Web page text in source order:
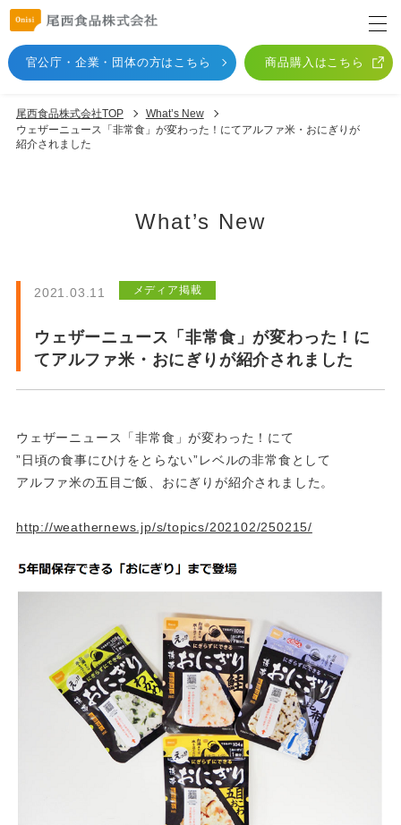
官公庁・企業・団体の方はこちら 商品購入はこちら
尾西食品株式会社TOP
What’s New
ウェザーニュース「非常食」が変わった！にてアルファ米・おにぎりが
紹介されました
What’s New
2021.03.11 メディア掲載
ウェザーニュース「非常食」が変わった！に
てアルファ米・おにぎりが紹介されました
ウェザーニュース「非常食」が変わった！にて
”日頃の食事にひけをとらない”レベルの非常食として
アルファ米の五目ご飯、おにぎりが紹介されました。
http://weathernews.jp/s/topics/202102/250215/